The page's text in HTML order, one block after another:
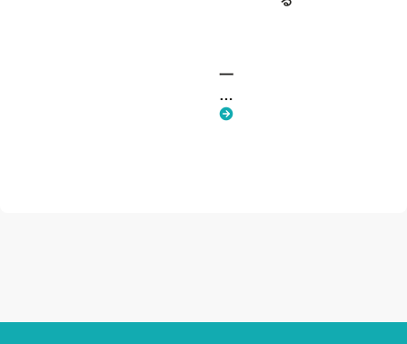
一
覧
へ